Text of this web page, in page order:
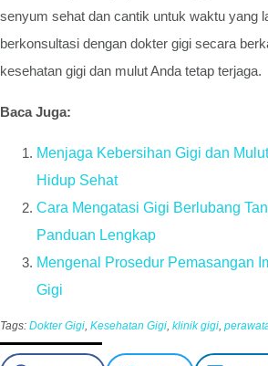
senyum sehat dan cantik untuk waktu yang
berkonsultasi dengan dokter gigi secara
kesehatan gigi dan mulut Anda tetap terjaga.
Baca Juga:
Menjaga Kebersihan Gigi dan
Hidup Sehat
Cara Mengatasi Gigi Berlubang
Panduan Lengkap
Mengenal Prosedur Pemasangan
Gigi
Tags: Dokter Gigi, Kesehatan Gigi, klinik gigi,